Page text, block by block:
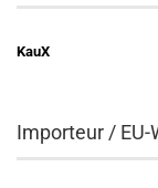
KauX
Importeur /